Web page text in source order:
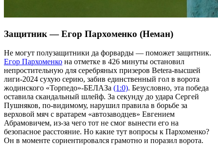
Защитник — Егор Пархоменко (Неман)
Не могут полузащитники да форварды — поможет защитник.
Егор Пархоменко на отметке в 426 минуты остановил
непростительную для серебряных призеров Betera-высшей
лиги-2024 сухую серию, забив единственный гол в ворота
жодинского «Торпедо»-БЕЛАЗа (1:0). Безусловно, эта победа
оставила скандальный шлейф. За секунду до удара Сергей
Пушняков, по-видимому, нарушил правила в борьбе за
верховой мяч с вратарем «автозаводцев» Евгением
Абрамовичем, из-за чего тот не смог вынести его на
безопасное расстояние. Но какие тут вопросы к Пархоменко?
Он в моменте сориентировался грамотно и поразил ворота.